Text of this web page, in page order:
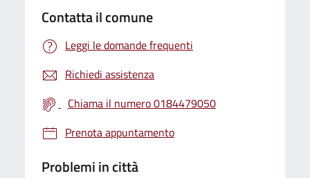
Contatta il comune
Leggi le domande frequenti
Richiedi assistenza
Chiama il numero 0184479050
Prenota appuntamento
Problemi in città